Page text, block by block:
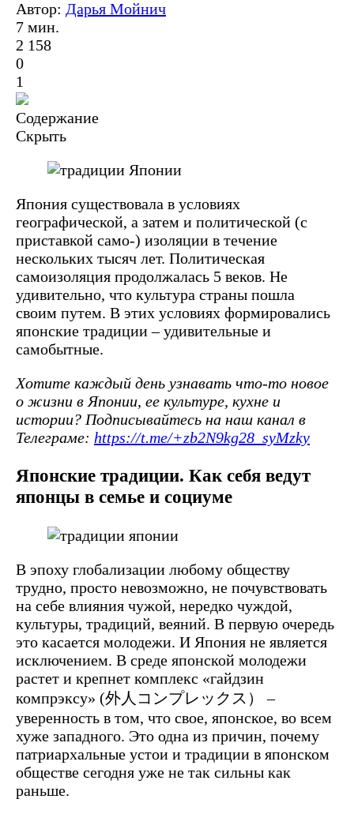
Автор: Дарья Мойнич
7 мин.
2 158
0
1
Содержание
Скрыть
Япония существовала в условиях
географической, а затем и политической (с
приставкой само-) изоляции в течение
нескольких тысяч лет. Политическая
самоизоляция продолжалась 5 веков. Не
удивительно, что культура страны пошла
своим путем. В этих условиях формировались
японские традиции – удивительные и
самобытные.
Хотите каждый день узнавать что-то новое
о жизни в Японии, ее культуре, кухне и
истории? Подписывайтесь на наш канал в
Телеграме: https://t.me/+zb2N9kg28_syMzky
Японские традиции. Как себя ведут
японцы в семье и социуме
В эпоху глобализации любому обществу
трудно, просто невозможно, не почувствовать
на себе влияния чужой, нередко чуждой,
культуры, традиций, веяний. В первую очередь
это касается молодежи. И Япония не является
исключением. В среде японской молодежи
растет и крепнет комплекс «гайдзин
компрэксу» (外人コンプレックス） –
уверенность в том, что свое, японское, во всем
хуже западного. Это одна из причин, почему
патриархальные устои и традиции в японском
обществе сегодня уже не так сильны как
раньше.